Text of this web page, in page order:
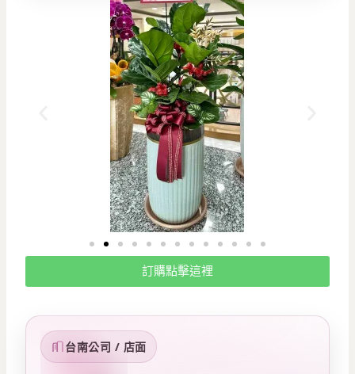
訂購點擊這裡
台南公司 / 店面